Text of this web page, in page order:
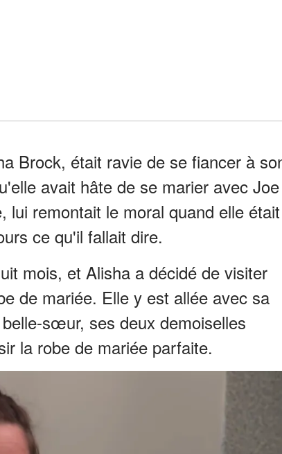
Brock, était ravie de se fiancer à
avait hâte de se marier avec Joe
lui remontait le moral quand elle était
ce qu'il fallait dire.
mois, et Alisha a décidé de visiter
de mariée. Elle y est allée avec sa
sœur, ses deux demoiselles
la robe de mariée parfaite.